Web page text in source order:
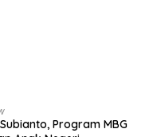
Program MBG